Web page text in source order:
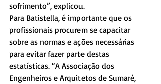
sofrimento”, explicou.
Para Batistella, é importante que os
profissionais procurem se capacitar
sobre as normas e ações necessárias
para evitar fazer parte destas
estatísticas. “A Associação dos
Engenheiros e Arquitetos de Sumaré,